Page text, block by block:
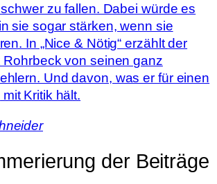
zu fallen. Dabei würde es
sie sogar stärken, wenn sie
In „Nice & Nötig“ erzählt der
von seinen ganz
Und davon, was er für einen
Kritik hält.
der Beiträge